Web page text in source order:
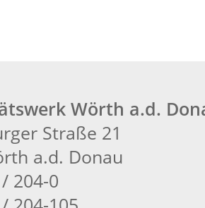
Wörth a.d.
Straße 21
a.d. Donau
204-0